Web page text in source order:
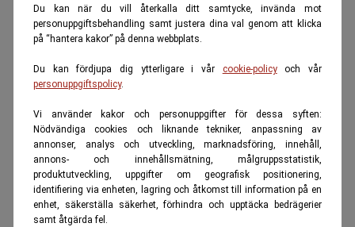
Du kan när du vill återkalla ditt samtycke, invända mot
personuppgiftsbehandling samt justera dina val genom att klicka
på “hantera kakor” på denna webbplats.
Du kan fördjupa dig ytterligare i vår cookie-policyoch vår
personuppgiftspolicy.
Vi använder kakor och personuppgifter för dessa syften:
Nödvändiga cookies och liknande tekniker, anpassning av
annonser, analys och utveckling, marknadsföring, innehåll,
annons- och innehållsmätning, målgruppsstatistik,
produktutveckling, uppgifter om geografisk positionering,
identifiering via enheten, lagring och åtkomst till information på en
enhet, säkerställa säkerhet, förhindra och upptäcka bedrägerier
samt åtgärda fel.